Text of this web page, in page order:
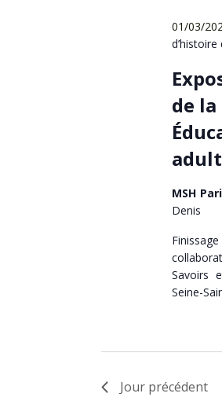
01/03/
de la
MSH
Denis
Savoirs
Seine-
Jour précédent